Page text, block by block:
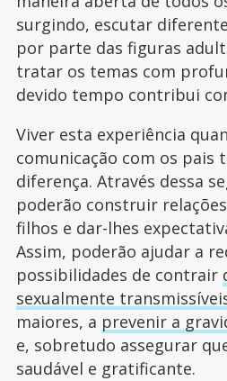
surgindo, escutar
por parte das figuras
tratar os temas com
devido tempo contribui
Viver esta experiência
comunicação com os pais
diferença. Através dessa
poderão construir
filhos e dar-lhes
Assim, poderão ajudar a
possibilidades de contrair
sexualmente
maiores, a prevenir a
e, sobretudo assegurar
saudável e gratificante.